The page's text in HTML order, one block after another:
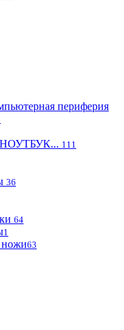
периферия
111
36
64
1
ножи63